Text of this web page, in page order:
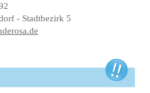
- Stadtbezirk 5